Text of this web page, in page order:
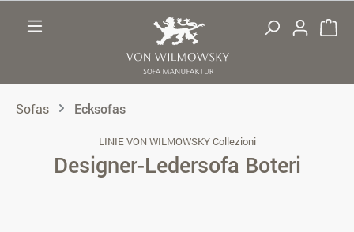
Sofas Ecksofas
LINIE VON WILMOWSKY Collezioni
Designer-Ledersofa Boteri